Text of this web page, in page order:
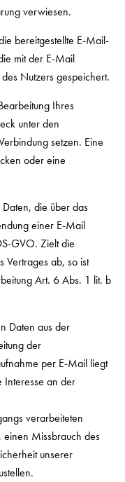
verwiesen.
bereitgestellte E-Mail-
mit der E-Mail
Nutzers gespeichert.
Ihres
unter den
setzen. Eine
oder eine
die über das
einer E-Mail
GVO. Zielt die
Vertrages ab, so ist
Art. 6 Abs. 1 lit. b
Daten aus der
der
per E-Mail liegt
Interesse an der
verarbeiteten
Missbrauch des
unserer